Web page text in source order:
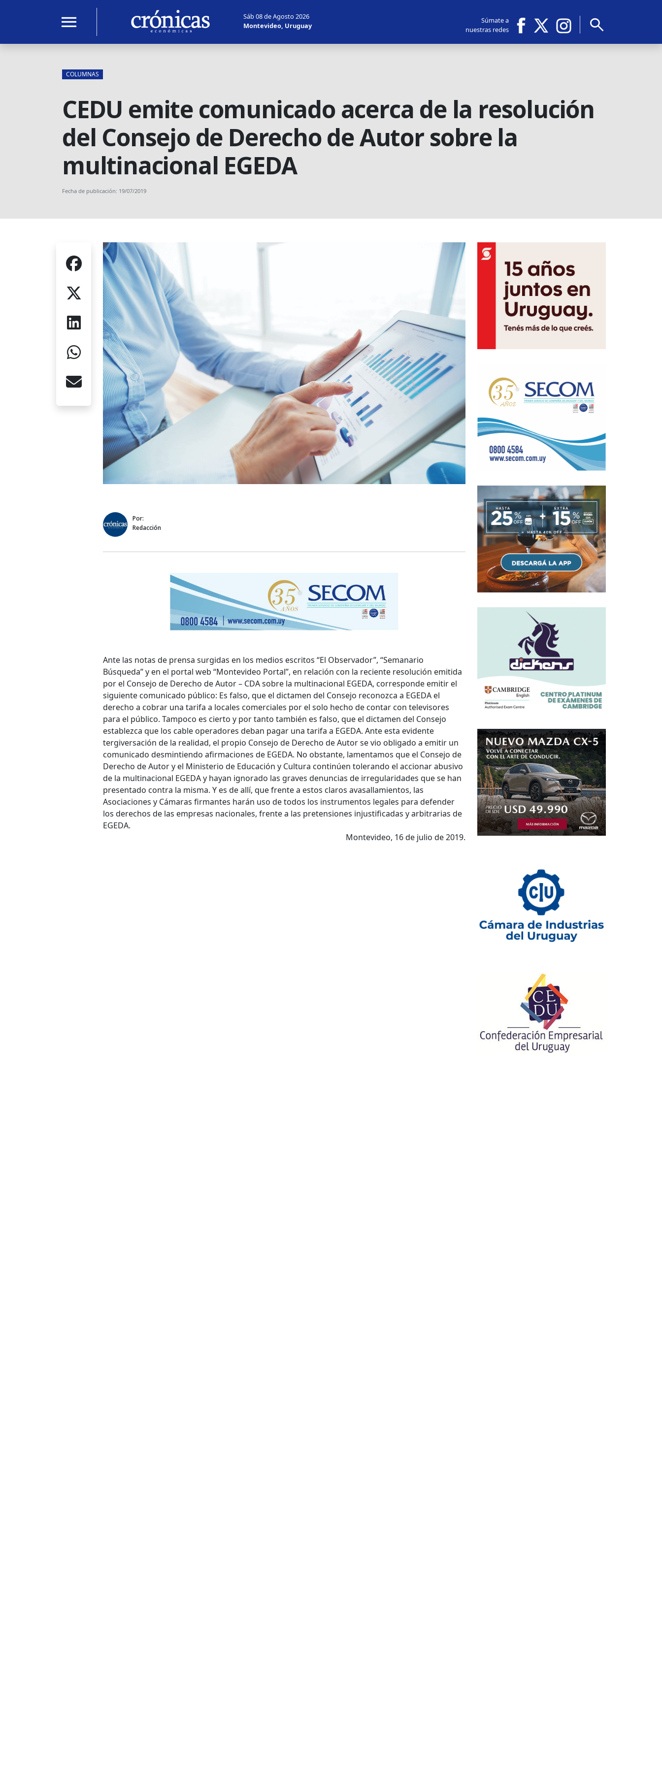
menu
Sáb 08 de Agosto 2026
Montevideo, Uruguay
Súmate a
nuestras redes
search
COLUMNAS
CEDU emite comunicado acerca de la resolución
del Consejo de Derecho de Autor sobre la
multinacional EGEDA
Fecha de publicación: 19/07/2019
Por:
Redacción
Ante las notas de prensa surgidas en los medios escritos “El Observador”, “Semanario
Búsqueda” y en el portal web “Montevideo Portal”, en relación con la reciente resolución emitida
por el Consejo de Derecho de Autor – CDA sobre la multinacional EGEDA, corresponde emitir el
siguiente comunicado público: Es falso, que el dictamen del Consejo reconozca a EGEDA el
derecho a cobrar una tarifa a locales comerciales por el solo hecho de contar con televisores
para el público. Tampoco es cierto y por tanto también es falso, que el dictamen del Consejo
establezca que los cable operadores deban pagar una tarifa a EGEDA. Ante esta evidente
tergiversación de la realidad, el propio Consejo de Derecho de Autor se vio obligado a emitir un
comunicado desmintiendo afirmaciones de EGEDA. No obstante, lamentamos que el Consejo de
Derecho de Autor y el Ministerio de Educación y Cultura continúen tolerando el accionar abusivo
de la multinacional EGEDA y hayan ignorado las graves denuncias de irregularidades que se han
presentado contra la misma. Y es de allí, que frente a estos claros avasallamientos, las
Asociaciones y Cámaras firmantes harán uso de todos los instrumentos legales para defender
los derechos de las empresas nacionales, frente a las pretensiones injustificadas y arbitrarias de
EGEDA.
Montevideo, 16 de julio de 2019.